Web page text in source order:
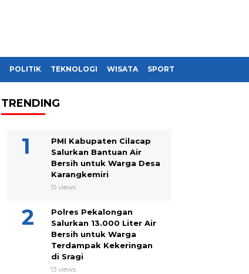
POLITIK TEKNOLOGI WISATA SPORT
TRENDING
PMI Kabupaten Cilacap
Salurkan Bantuan Air
Bersih untuk Warga Desa
Karangkemiri
15 views
Polres Pekalongan
Salurkan 13.000 Liter Air
Bersih untuk Warga
Terdampak Kekeringan
di Sragi
13 views